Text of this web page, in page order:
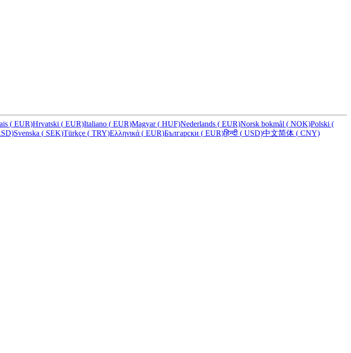
( EUR)Hrvatski ( EUR)Italiano ( EUR)Magyar( HUF)Nederlands ( EUR)Norsk bokmål ( NOK)Polski (
Svenska ( SEK)Türkçe ( TRY)Ελληνικά ( EUR)Български ( EUR)हिन्दी ( USD)中文简体 ( CNY)